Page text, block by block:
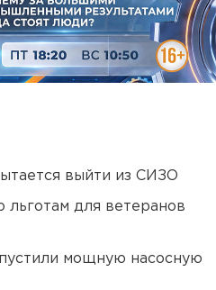
выйти из СИЗО
льготам для ветеранов
мощную насосную